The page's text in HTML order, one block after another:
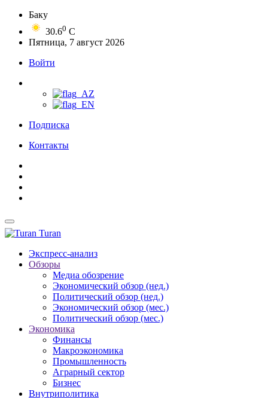
Баку
30.60 C
Пятница, 7 август 2026
Войти
Подписка
Контакты
Turan
Экспресс-анализ
Обзоры
Медиа обозрение
Экономический обзор (нед.)
Политический обзор (нед.)
Экономический обзор (мес.)
Политический обзор (мес.)
Экономика
Финансы
Макроэкономика
Промышленность
Аграрный сектор
Бизнес
Внутриполитика